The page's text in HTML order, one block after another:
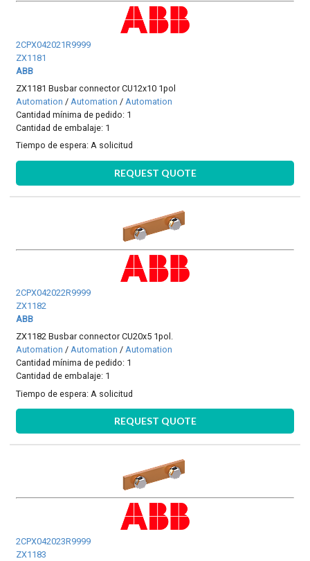
2CPX042021R9999
ZX1181
ABB
ZX1181 Busbar connector CU12x10 1pol
Automation / Automation / Automation
Cantidad mínima de pedido: 1
Cantidad de embalaje: 1
Tiempo de espera:A solicitud
REQUEST QUOTE
2CPX042022R9999
ZX1182
ABB
ZX1182 Busbar connector CU20x5 1pol.
Automation /Automation /Automation
Cantidad mínima de pedido: 1
Cantidad de embalaje: 1
Tiempo de espera: A solicitud
REQUEST QUOTE
2CPX042023R9999
ZX1183